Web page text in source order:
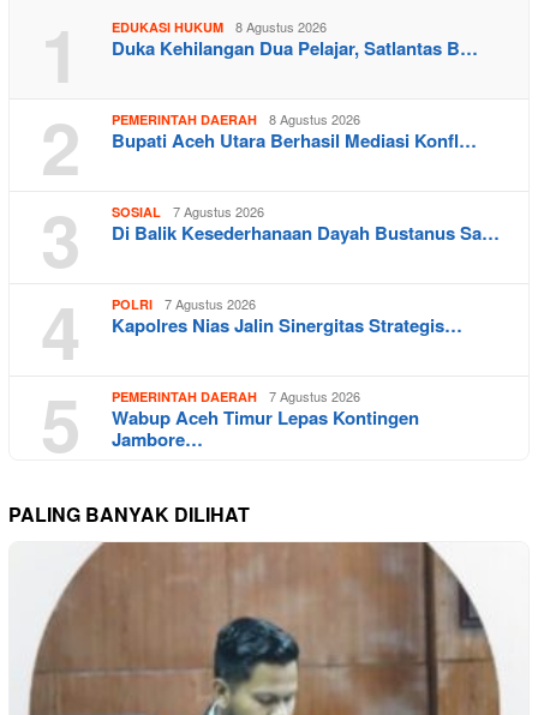
1 EDUKASI HUKUM 8 Agustus 2026
Duka Kehilangan Dua Pelajar, Satlantas B…
2 PEMERINTAH DAERAH 8 Agustus 2026
Bupati Aceh Utara Berhasil Mediasi Konfl…
3 SOSIAL 7 Agustus 2026
Di Balik Kesederhanaan Dayah Bustanus Sa…
4 POLRI 7 Agustus 2026
Kapolres Nias Jalin Sinergitas Strategis…
5 PEMERINTAH DAERAH 7 Agustus 2026
Wabup Aceh Timur Lepas Kontingen
Jambore…
PALING BANYAK DILIHAT